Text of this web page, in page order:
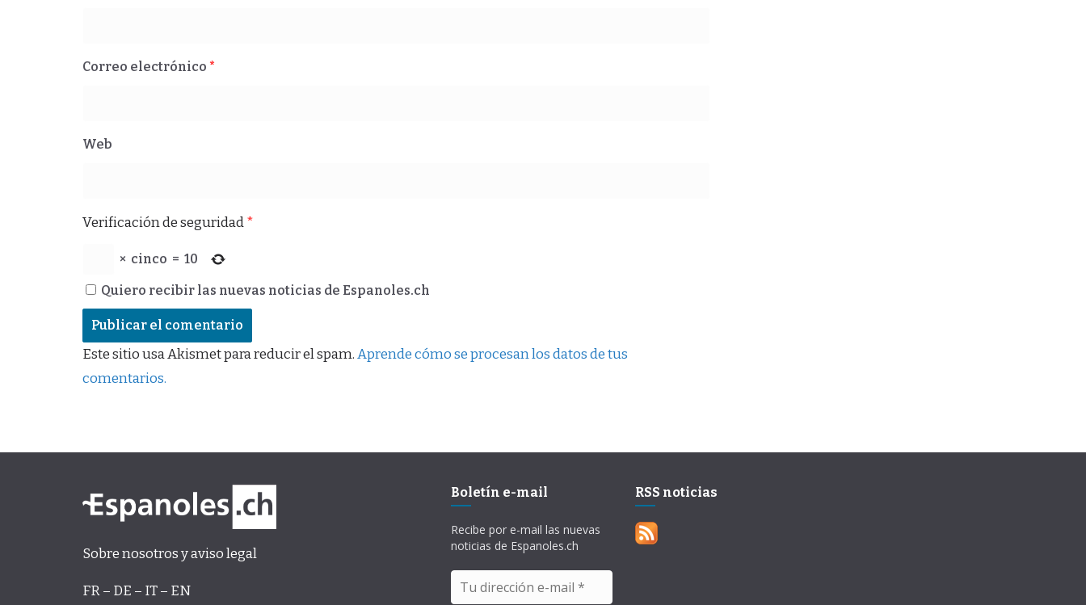
Correo electrónico *
Web
Verificación de seguridad*
× cinco = 10
Quiero recibir las nuevas noticias de Espanoles.ch
Este sitio usa Akismet para reducir el spam.Aprende cómo se procesan los datos de tus
comentarios.
Sobre nosotros y aviso legal
FR – DE – IT – EN
Boletín e-mail
Recibe por e-mail las nuevas
noticias de Espanoles.ch
RSS noticias